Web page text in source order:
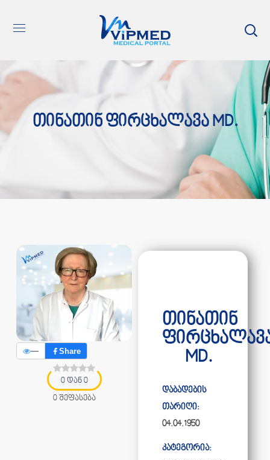
Თინათინ Ფირცხალავა MD.
— Share
0 დან 0
0 შეფასება
თინათინ
MD.
დაბადების
თარიღი:
04.04.1950
კატეგორია: